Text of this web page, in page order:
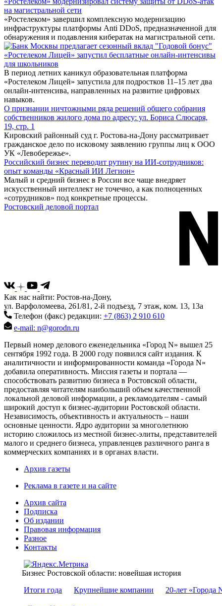
на магистральной сети
«Ростелеком» завершил комплексную модернизацию
инфраструктуры платформы Anti DDoS, предназначенной для
обнаружения и подавления кибератак на магистральной сети.
«Ростелеком Лицей» запустил бесплатные онлайн-интенсивы
для школьников
В период летних каникул образовательная платформа
«Ростелеком Лицей» запустила для подростков 11–15 лет два
онлайн-интенсива, направленных на развитие цифровых
навыков.
О признании ничтожными ряда решений общего собрания
собственников жилого дома по адресу: ул. Бориса Слюсаря,
19, стр. 1
Кировский районный суд г. Ростова-на-Дону рассматривает
гражданское дело по исковому заявлению группы лиц к ООО
УК «Левобережье».
Российский бизнес переводит рутину на ИИ-сотрудников:
опыт команды «Красный ИИ Легион»
Малый и средний бизнес в России все чаще внедряет
искусственный интеллект не точечно, а как полноценных
«сотрудников» под конкретные процессы.
Ростовский деловой портал
Как нас найти: Ростов-на-Дону,
ул. Варфоломеева, 261/81, 2-й подъезд, 7 этаж, ком. 13, 13а
Телефон (факс) редакции: +7 (863) 2 910 610
e-mail: n@gorodn.ru
Первый номер делового еженедельника «Город N» вышел 25
сентября 1992 года. В 2000 году появился сайт издания. К
аналитичности и информированности команда «Города N»
добавила оперативность. Миссия газеты и портала —
способствовать развитию бизнеса в Ростовской области,
предоставляя читателям наибольший объем качественной
локальной деловой информации, а рекламодателям - самый
широкий доступ к бизнес-аудитории Ростовской области.
Независимость, объективность и актуальность – наши
основные ценности. Ядро аудитории за многолетнюю
историю сложилось из местной бизнес-элиты, представителей
малого и среднего бизнеса, управленцев различного ранга в
коммерческих компаниях и в органах власти.
Архив газеты
Реклама в газете и на сайте
Архив сайта
Подписка
Об издании
Правовая информация
Разное
Контакты
Бизнес Ростовской области: новейшая история
Итоги года
Крупнейшие компании 20-лет «Города